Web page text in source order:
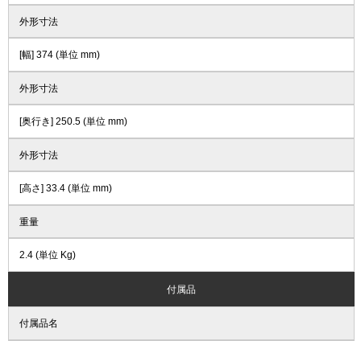
外形寸法
[幅] 374 (単位 mm)
外形寸法
[奥行き] 250.5 (単位 mm)
外形寸法
[高さ] 33.4 (単位 mm)
重量
2.4 (単位 Kg)
付属品
付属品名